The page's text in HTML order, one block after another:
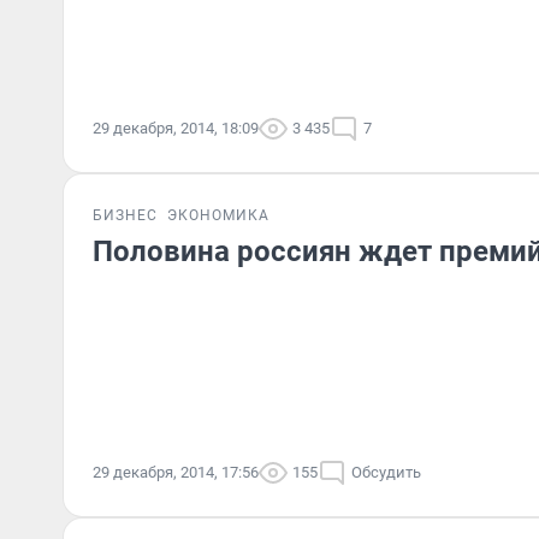
29 декабря, 2014, 18:09 3 435 7
БИЗНЕС ЭКОНОМИКА
Половина россиян ждет
29 декабря, 2014, 17:56 155 Обсудить